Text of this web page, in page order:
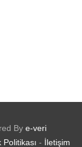
By e-veri
Politikası - İletişim